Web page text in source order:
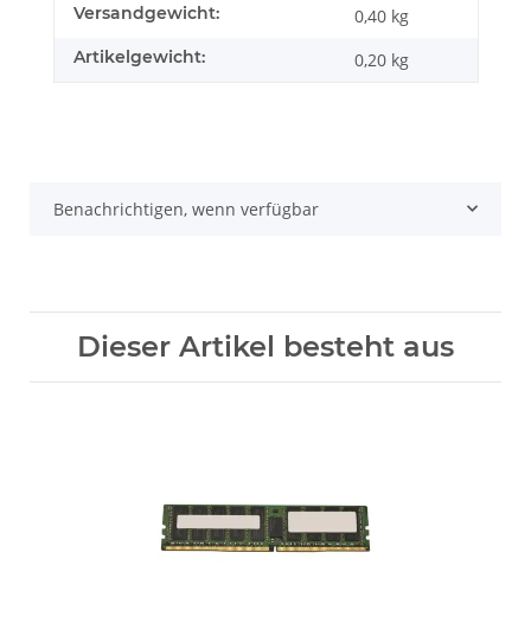
Produkteigenschaft
Wert
Versandgewicht: 0,40 kg
Artikelgewicht: 0,20 kg
Benachrichtigen, wenn verfügbar
Dieser Artikel besteht aus